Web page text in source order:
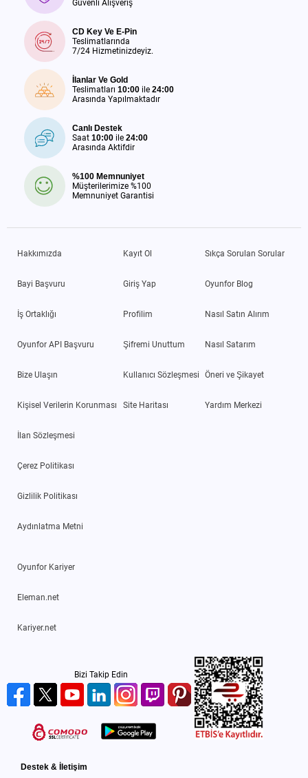
Güvenli Alışveriş
CD Key Ve E-Pin
Teslimatlarında
7/24 Hizmetinizdeyiz.
İlanlar Ve Gold
Teslimatları 10:00 ile 24:00
Arasında Yapılmaktadır
Canlı Destek
Saat 10:00 ile 24:00
Arasında Aktifdir
%100 Memnuniyet
Müşterilerimize %100
Memnuniyet Garantisi
Hakkımızda
Bayi Başvuru
İş Ortaklığı
Oyunfor API Başvuru
Bize Ulaşın
Kişisel Verilerin Korunması
İlan Sözleşmesi
Çerez Politikası
Gizlilik Politikası
Aydınlatma Metni
Kayıt Ol
Giriş Yap
Profilim
Şifremi Unuttum
Kullanıcı Sözleşmesi
Site Haritası
Sıkça Sorulan Sorular
Oyunfor Blog
Nasıl Satın Alırım
Nasıl Satarım
Öneri ve Şikayet
Yardım Merkezi
Oyunfor Kariyer
Eleman.net
Kariyer.net
Bizi Takip Edin
Destek & İletişim